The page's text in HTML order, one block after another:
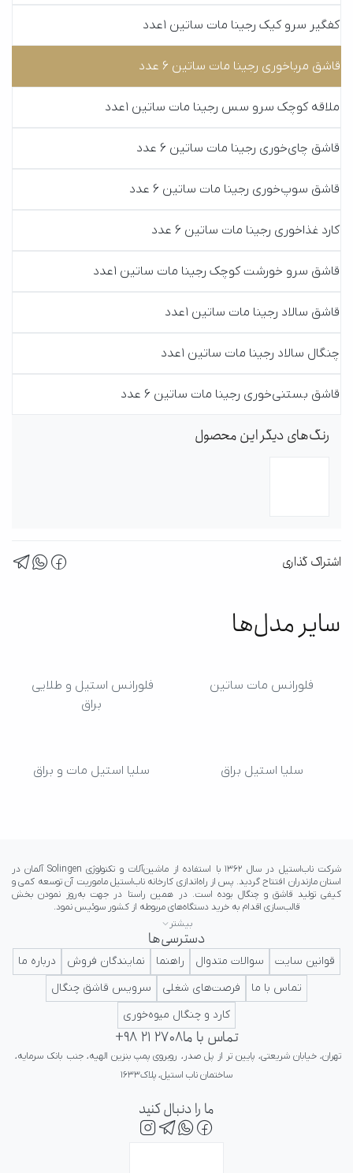
کفگیر سرو کیک رجینا مات ساتین 1عدد
قاشق مرباخوری رجینا مات ساتین 6 عدد
ملاقه کوچک سرو سس رجینا مات ساتین 1عدد
قاشق چای‌خوری رجینا مات ساتین 6 عدد
قاشق سوپ‌خوری رجینا مات ساتین 6 عدد
کارد غذاخوری رجینا مات ساتین 6 عدد
قاشق سرو خورشت کوچک رجینا مات ساتین 1عدد
قاشق سالاد رجینا مات ساتین 1عدد
چنگال سالاد رجینا مات ساتین 1عدد
قاشق بستنی‌خوری رجینا مات ساتین 6 عدد
رنگ‌های دیگر این محصول
اشتراک گذاری
سایر مدل‌ها
فلورانس مات ساتین
فلورانس استیل و طلایی
براق
سلیا استیل براق سلیا استیل مات و براق
ایرانی در کلاس جهانی تداعی کننده اعتبار و پرستیژ برای ایرانیان باشد.
بیشتر
دسترسی‌ها
قوانین سایت سوالات متدوال راهنما نمایندگان فروش
درباره ما
تماس با ما
فرصت‌های شغلی
سرویس قاشق چنگال
کارد و چنگال میوه‌خوری
تماس با ما+98 21 2708
تهران، خیابان شریعتی، پایین تر از پل صدر، روبروی پمپ بنزین الهیه، جنب بانک سرمایه،
ساختمان ناب استیل، پلاک۱۶۳۳
ما را دنبال کنید